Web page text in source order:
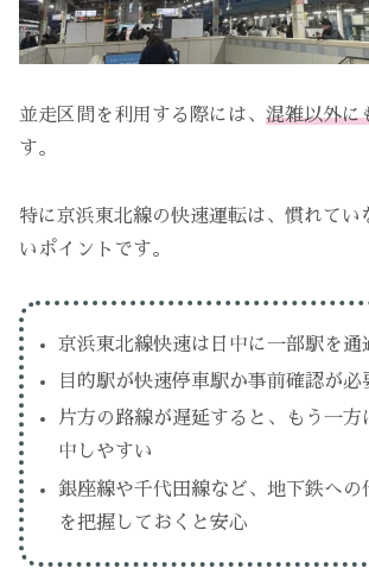
並走区間を利用する際には、 混雑以外に
す。
特に京浜東北線の快速運転は、慣れてい
いポイントです。
京浜東北線快速は日中に一部駅を通
目的駅が快速停車駅か事前確認が必
片方の路線が遅延すると、もう一方
中しやすい
銀座線や千代田線など、地下鉄への
を把握しておくと安心